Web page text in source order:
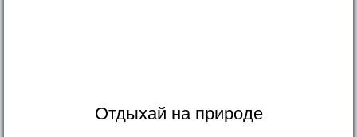
Отдыхай на природе